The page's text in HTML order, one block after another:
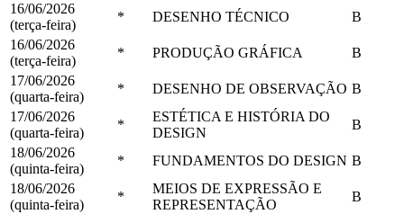
16/06/2026
(terça-feira)
* DESENHO TÉCNICO
B
16/06/2026
(terça-feira)
* PRODUÇÃO GRÁFICA
B
17/06/2026
(quarta-feira)
* DESENHO DE OBSERVAÇÃO B
17/06/2026
(quarta-feira)
*
ESTÉTICA E HISTÓRIA DO
DESIGN
B
18/06/2026
(quinta-feira)
* FUNDAMENTOS DO DESIGN B
18/06/2026
(quinta-feira)
*
MEIOS DE EXPRESSÃO E
REPRESENTAÇÃO
B